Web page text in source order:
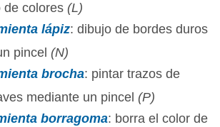
de colores (L)
lápiz: dibujo de bordes duros
pincel (N)
brocha: pintar trazos de
mediante un pincel (P)
borragoma: borra el color de